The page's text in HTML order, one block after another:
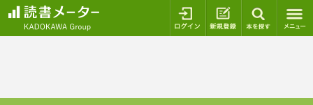
ログイン 新規登録